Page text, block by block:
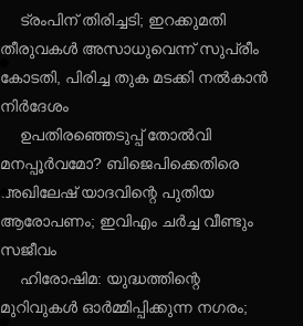
ട്രംപിന് തിരിച്ചടി; ഇറക്കുമതി
തീരുവകൾ അസാധുവെന്ന് സുപ്രീം
കോടതി, പിരിച്ച തുക മടക്കി നൽകാൻ
നിർദേശം
ഉപതിരഞ്ഞെടുപ്പ് തോൽവി
മനപ്പൂർവമോ? ബിജെപിക്കെതിരെ
അഖിലേഷ് യാദവിന്റെ പുതിയ
ആരോപണം; ഇവിഎം ചർച്ച വീണ്ടും
സജീവം
ഹിരോഷിമ: യുദ്ധത്തിന്റെ
മുറിവുകൾ ഓർമ്മിപ്പിക്കുന്ന നഗരം;